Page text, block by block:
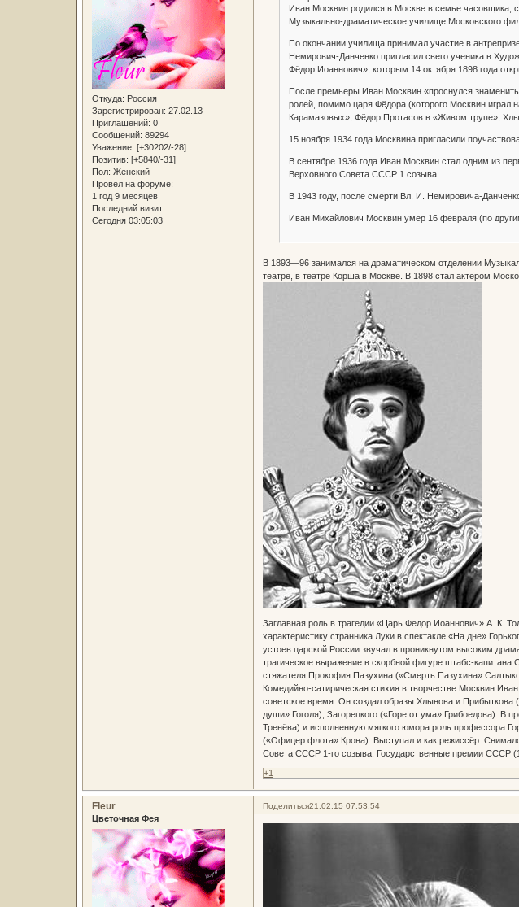
Откуда: Россия
Зарегистрирован: 27.02.13
Приглашений: 0
Сообщений: 89294
Уважение: [+30202/-28]
Позитив: [+5840/-31]
Пол: Женский
Провел на форуме:
1 год 9 месяцев
Последний визит:
Сегодня 03:05:03
Иван Москвин родился в Москве в семье часовщика;
Музыкально-драматическое училище Московского
По окончании училища принимал участие в
Немирович-Данченко пригласил свего ученика в
Фёдор Иоаннович», которым 14 октября 1898 года
После премьеры Иван Москвин «проснулся
ролей, помимо царя Фёдора (которого Москвин играл
Карамазовых», Фёдор Протасов в «Живом трупе»,
15 ноября 1934 года Москвина пригласили
В сентябре 1936 года Иван Москвин стал одним из
Верховного Совета СССР 1 созыва.
В 1943 году, после смерти Вл. И. Немировича-
Иван Михайлович Москвин умер 16 февраля (по
В 1893—96 занимался на драматическом отделении
театре, в театре Корша в Москве. В 1898 стал актёром
Заглавная роль в трагедии «Царь Федор Иоаннович» А. К.
характеристику странника Луки в спектакле «На дне»
устоев царской России звучал в проникнутом высоким
трагическое выражение в скорбной фигуре штабс-
стяжателя Прокофия Пазухина («Смерть Пазухина»
Комедийно-сатирическая стихия в творчестве Москвин
советское время. Он создал образы Хлынова и Прибыткова
души» Гоголя), Загорецкого («Горе от ума» Грибоедова). В
Тренёва) и исполненную мягкого юмора роль профессора
(«Офицер флота» Крона). Выступал и как режиссёр.
Совета СССР 1-го созыва. Государственные премии СССР
+1
Поделиться21.02.15 07:53:54
Fleur
Цветочная Фея